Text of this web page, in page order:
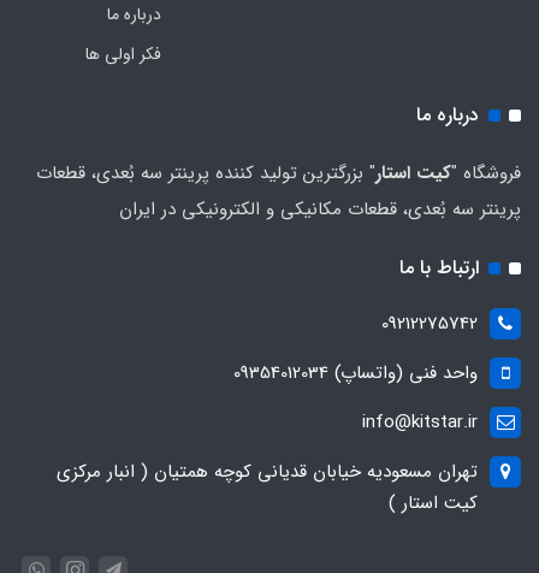
درباره ما
فکر اولی ها
درباره ما
فروشگاه "کیت استار" بزرگترین تولید کننده پرینتر سه بُعدی، قطعات
پرینتر سه بُعدی، قطعات مکانیکی و الکترونیکی در ایران
ارتباط با ما
09212275742
واحد فنی (واتساپ) 09354012034
info@kitstar.ir
تهران مسعودیه خیابان قدیانی کوچه همتیان ( انبار مرکزی
کیت استار )